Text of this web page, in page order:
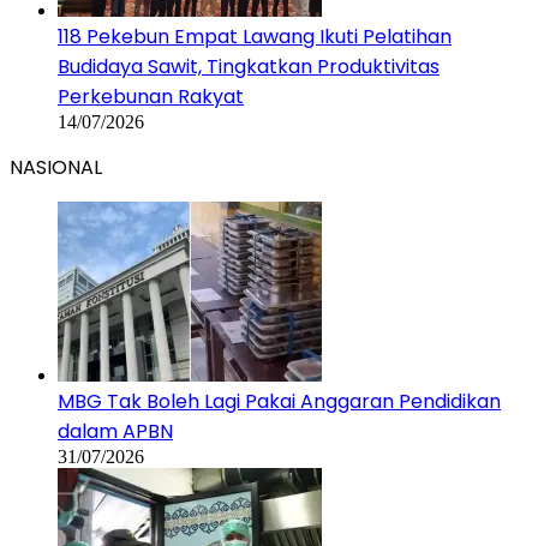
118 Pekebun Empat Lawang Ikuti Pelatihan
Budidaya Sawit, Tingkatkan Produktivitas
Perkebunan Rakyat
14/07/2026
NASIONAL
MBG Tak Boleh Lagi Pakai Anggaran Pendidikan
dalam APBN
31/07/2026